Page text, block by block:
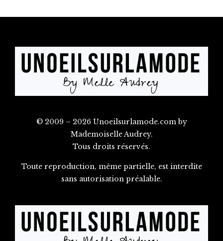
© 2009 – 2026 Unoeilsurlamode.com by
Mademoiselle Audrey.
Tous droits réservés.
Toute reproduction, même partielle, est interdite
sans autorisation préalable.